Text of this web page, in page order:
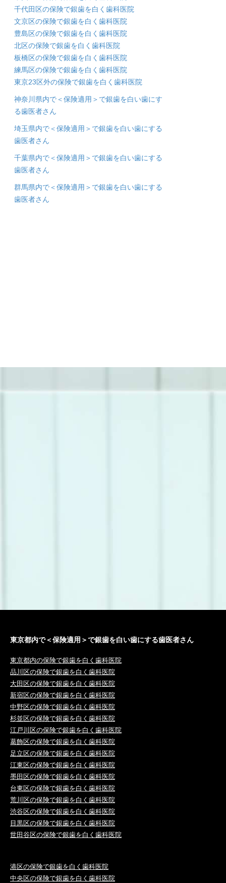
千代田区の保険で銀歯を白く歯科医院
文京区の保険で銀歯を白く歯科医院
豊島区の保険で銀歯を白く歯科医院
北区の保険で銀歯を白く歯科医院
板橋区の保険で銀歯を白く歯科医院
練馬区の保険で銀歯を白く歯科医院
東京23区外の保険で銀歯を白く歯科医院
神奈川県内で＜保険適用＞で銀歯を白い歯にす
る歯医者さん
埼玉県内で＜保険適用＞で銀歯を白い歯にする
歯医者さん
千葉県内で＜保険適用＞で銀歯を白い歯にする
歯医者さん
群馬県内で＜保険適用＞で銀歯を白い歯にする
歯医者さん
東京都内で＜保険適用＞で銀歯を白い歯にする歯医者さん
東京都内の保険で銀歯を白く歯科医院
品川区の保険で銀歯を白く歯科医院
大田区の保険で銀歯を白く歯科医院
新宿区の保険で銀歯を白く歯科医院
中野区の保険で銀歯を白く歯科医院
杉並区の保険で銀歯を白く歯科医院
江戸川区の保険で銀歯を白く歯科医院
葛飾区の保険で銀歯を白く歯科医院
足立区の保険で銀歯を白く歯科医院
江東区の保険で銀歯を白く歯科医院
墨田区の保険で銀歯を白く歯科医院
台東区の保険で銀歯を白く歯科医院
荒川区の保険で銀歯を白く歯科医院
渋谷区の保険で銀歯を白く歯科医院
目黒区の保険で銀歯を白く歯科医院
世田谷区の保険で銀歯を白く歯科医院
港区の保険で銀歯を白く歯科医院
中央区の保険で銀歯を白く歯科医院